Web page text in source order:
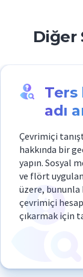
Diğer
Ters
adı
Çevrimiçi
hakkında bir
yapın. Sosyal
ve flört
üzere, bununla
çevrimiçi
çıkarmak için